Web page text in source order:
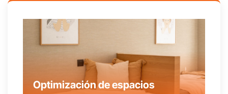
Optimización de espacios